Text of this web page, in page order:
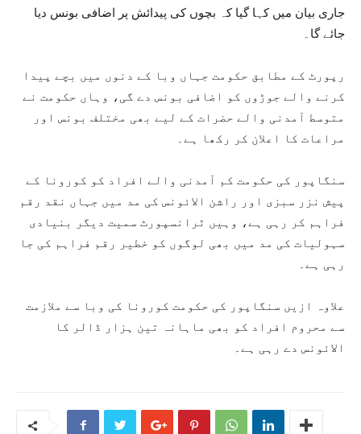
جاری بیان میں کہا گیا کہ بچوں کی پیدائش پر اضافی بونس دیا
جائے گا۔
رپورٹ کے مطابق حکومت جہاں وبا کے دنوں میں بچے پیدا
کرنے والے جوڑوں کو اضافی بونس دے گی، وہاں حکومت نے
متوسط آمدنی والے حضرات کے لیے بھی مختلف بونس اور
مراعات کا اعلان کر رکھا ہے۔
سنگاپور کی حکومت کم آمدنی والے افراد کو کورونا کے
پیش نزر سبزی اور راشن الائونس کی مد میں جہاں نقد رقم
فراہم کر رہی ہے، وہیں ٹرانسپورٹ سمیت دیگر بنیادی
سہولیات کی مد میں بھی لوگوں کو خطیر رقم فراہم کی جا
رہی ہے۔
علاوہ ازیں سنگاپور کی حکومت کورونا کی وبا سے ملازمت
سے محروم افراد کو بھی ماہانہ تین ہزار ڈالر کا
الائونس دے رہی ہے۔